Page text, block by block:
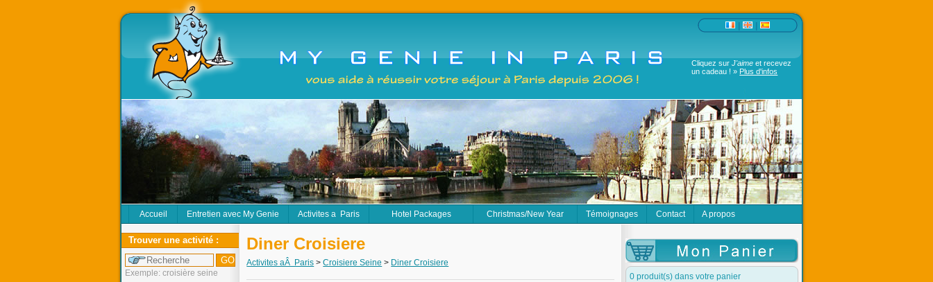
Cliquez surJ'aime et recevez
un cadeau ! » Plus d'infos
Accueil Entretien avec My Genie Activites a Paris Hotel Packages Christmas/New Year Témoignages Contact A propos
Trouver une activité :
Exemple: croisière seine
Diner Croisiere
Activites aÂ Paris >Croisiere Seine > Diner Croisiere
0 produit(s) dans votre panier